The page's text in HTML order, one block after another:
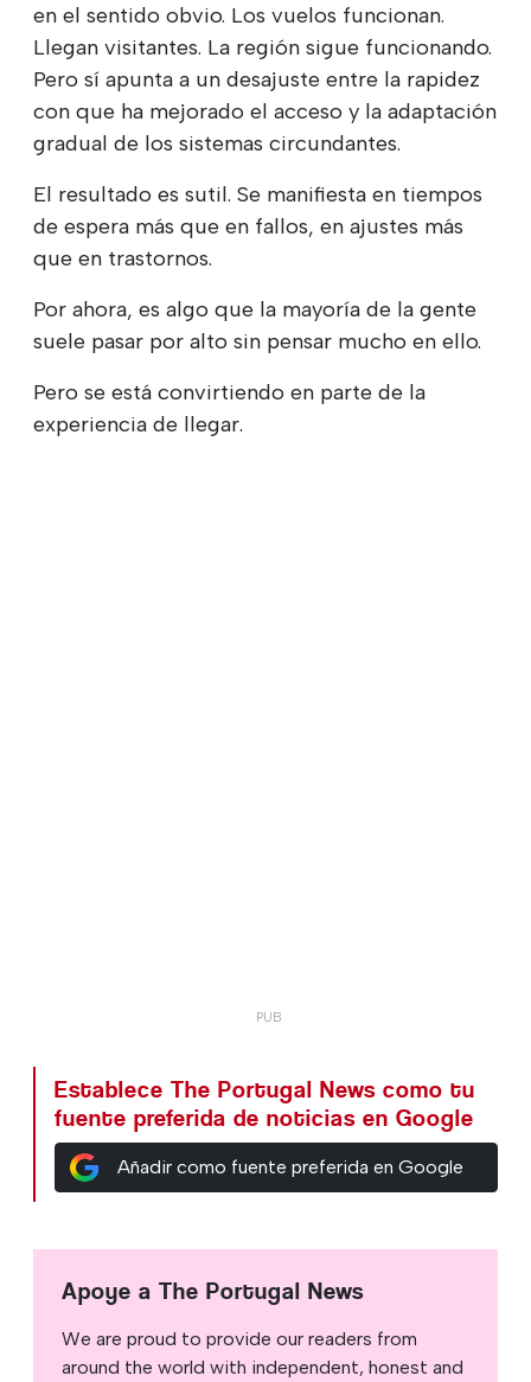
en el sentido obvio. Los vuelos funcionan.
Llegan visitantes. La región sigue funcionando.
Pero sí apunta a un desajuste entre la rapidez
con que ha mejorado el acceso y la adaptación
gradual de los sistemas circundantes.
El resultado es sutil. Se manifiesta en tiempos
de espera más que en fallos, en ajustes más
que en trastornos.
Por ahora, es algo que la mayoría de la gente
suele pasar por alto sin pensar mucho en ello.
Pero se está convirtiendo en parte de la
experiencia de llegar.
Establece The Portugal News como tu
fuente preferida de noticias en Google
Añadir como fuente preferida en Google
Apoye a The Portugal News
We are proud to provide our readers from
around the world with independent, honest and